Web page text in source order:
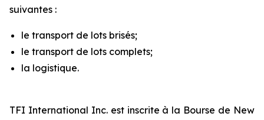
suivantes :
le transport de lots brisés;
le transport de lots complets;
la logistique.
TFI International Inc. est inscrite à la Bourse de New